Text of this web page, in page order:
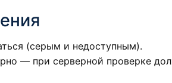
(серым и недоступным).
— при серверной проверке